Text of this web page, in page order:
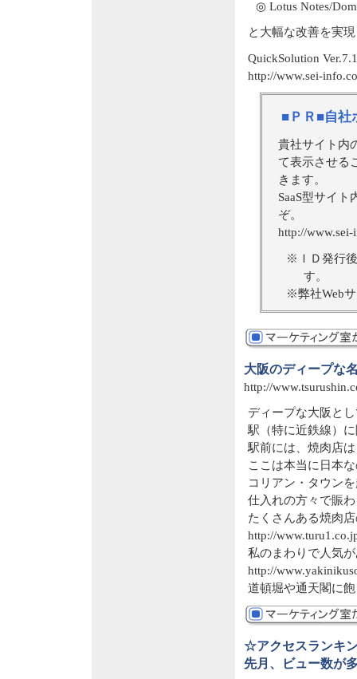
◎ Lotus Notes/
と大幅な改善を実
QuickSolution
http://www.sei-
■ＰＲ■自社
貴社サイト内
て表示させる
きます。
SaaS型サイ
ぞ。
http://
※ＩＤ発行
す。
※弊社Web
大阪のディープな
http://
ディープな大阪と
駅（特に近鉄線）
駅前には、焼肉店
ここは本当に日本
コリアン・タウン
仕入れの方々で賑
たくさんある焼肉
http://
私のまわりで人気
http://
道頓堀や通天閣に
☆アクセスランキ
先月、ビュー数が